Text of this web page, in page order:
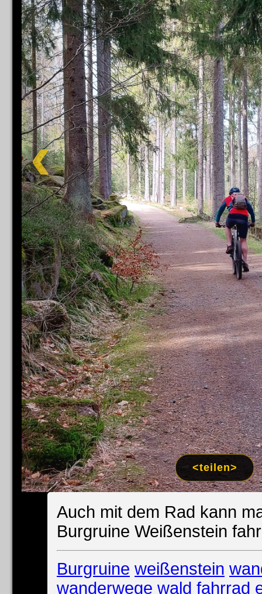
<teilen>
Auch mit dem Rad kann
Burgruine Weißenstein
Burgruine weißenstein
wanderwege wald fahrrad